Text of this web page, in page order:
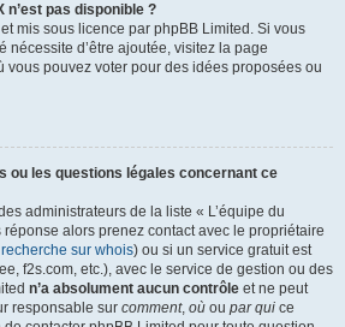
n’est pas disponible ?
mis sous licence par phpBB Limited. Si vous
nécessite d’être ajoutée, visitez la page
vous pouvez voter pour des idées proposées ou
ou les questions légales concernant ce
administrateurs de la liste « L’équipe du
alors prenez contact avec le propriétaire
recherche sur whois) ou si un service gratuit est
f2s.com, etc.), avec le service de gestion ou des
n’a absolument aucun contrôle et ne peut
responsable sur comment, où ou par qui ce